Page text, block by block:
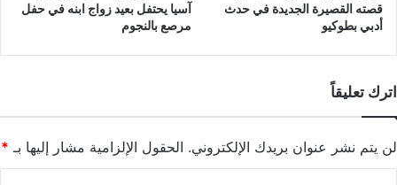
قصته القصيرة الجديدة في حدث
أدبي بطوكيو
آسيا يحتفل بعيد زواج ابنه في حفل
مرصع بالنجوم
اترك تعليقاً
لن يتم نشر عنوان بريدك الإلكتروني. الحقول الإلزامية مشار إليها بـ *